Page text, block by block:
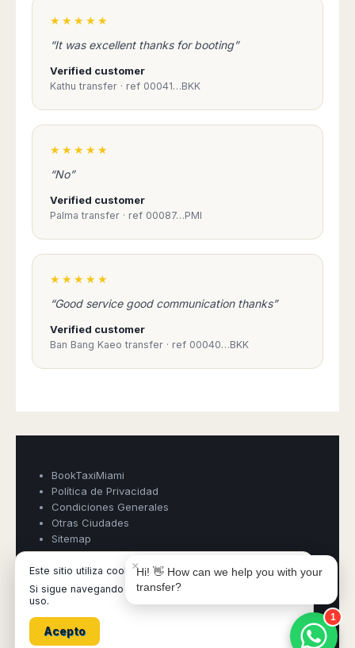
Este sitio utiliza cookies.
Si sigue navegando asumimos que usted acepta su
uso.
Acepto
★★★★★
“It was excellent thanks for booting”
Verified customer
Kathu transfer · ref 00041…BKK
★★★★★
“No”
Verified customer
Palma transfer · ref 00087…PMI
★★★★★
“Good service good communication thanks”
Verified customer
Ban Bang Kaeo transfer · ref 00040…BKK
BookTaxiMiami
Política de Privacidad
Condiciones Generales
Otras Ciudades
Sitemap
BookTaxiOrlando ©- Operated by Acertio Factoria Creativa, part
ofBook Taxi Group - VAT# ESB65613424
1
×Hi! 👋 How can we help you with your
transfer?